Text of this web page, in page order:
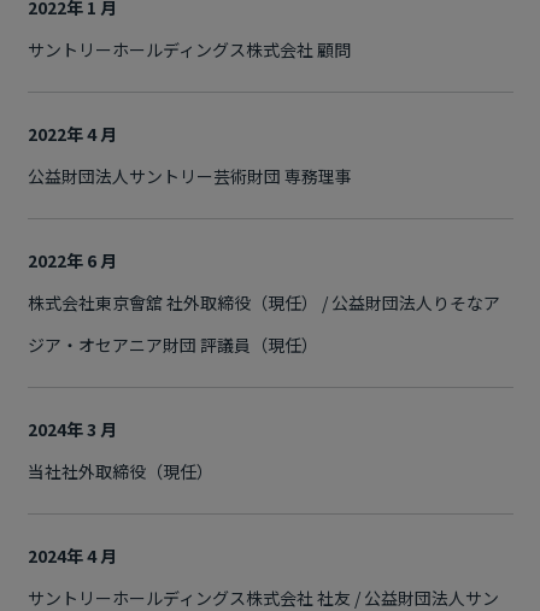
2022年 1 月
サントリーホールディングス株式会社 顧問
2022年 4 月
公益財団法人サントリー芸術財団 専務理事
2022年 6 月
株式会社東京會舘 社外取締役（現任） / 公益財団法人りそなア
ジア・オセアニア財団 評議員（現任）
2024年 3 月
当社社外取締役（現任）
2024年 4 月
サントリーホールディングス株式会社 社友 / 公益財団法人サン